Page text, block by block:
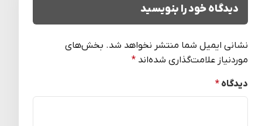
دیدگاه خود را بنویسید
نشانی ایمیل شما منتشر نخواهد شد. بخش‌های
موردنیاز علامت‌گذاری شده‌اند *
دیدگاه *